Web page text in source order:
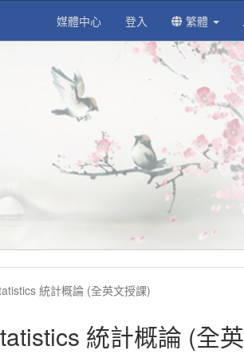
媒體中心 登入 繁體
統計概論 (全英文授課)
統計概論 (全英